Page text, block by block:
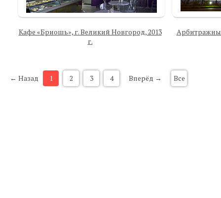
Кафе «Бриошь», г. Великий Новгород, 2013
г.
← Назад 1 2 3 4 Вперёд → Все